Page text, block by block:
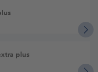
plus